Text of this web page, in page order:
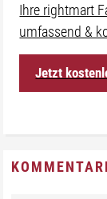
Ihre rightmart
umfassend &
Jetzt